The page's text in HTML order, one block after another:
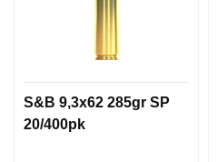
S&B 9,3x62 285gr SP
20/400pk